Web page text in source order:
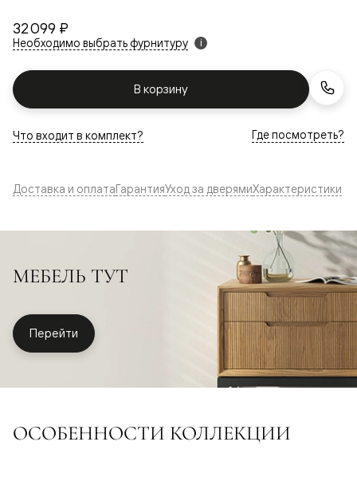
32 099 ₽
Необходимо выбрать фурнитуру i
В корзину
Что входит в комплект? Где посмотреть?
Доставка и оплатаГарантияУход за дверямиХарактеристики
МЕБЕЛЬ ТУТ
Перейти
ОСОБЕННОСТИ КОЛЛЕКЦИИ